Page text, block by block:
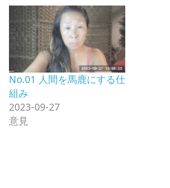
No.01 人間を馬鹿にする仕
組み
2023-09-27
意見